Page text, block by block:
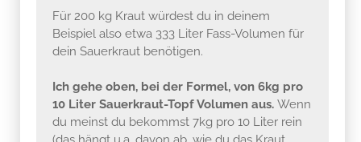
Für 200 kg Kraut würdest du in deinem
Beispiel also etwa 333 Liter Fass-Volumen für
dein Sauerkraut benötigen.
Ich gehe oben, bei der Formel, von 6kg pro
10 Liter Sauerkraut-Topf Volumen aus. Wenn
du meinst du bekommst 7kg pro 10 Liter rein